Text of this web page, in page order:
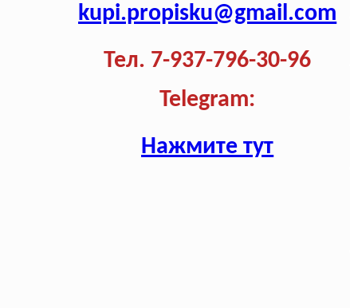
kupi.propisku@gmail.com
Тел. 7-937-796-30-96
Telegram:
Нажмите тут